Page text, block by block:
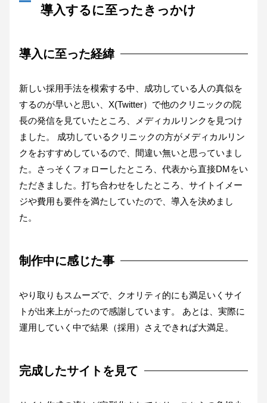
導入するに至ったきっかけ
導入に至った経緯
新しい採用手法を模索する中、成功している人の真似を
するのが早いと思い、X(Twitter）で他のクリニックの院
長の発信を見ていたところ、メディカルリンクを見つけ
ました。 成功しているクリニックの方がメディカルリン
クをおすすめしているので、間違い無いと思っていまし
た。さっそくフォローしたところ、代表から直接DMをい
ただきました。打ち合わせをしたところ、サイトイメー
ジや費用も要件を満たしていたので、導入を決めまし
た。
制作中に感じた事
やり取りもスムーズで、クオリティ的にも満足いくサイ
トが出来上がったので感謝しています。 あとは、実際に
運用していく中で結果（採用）さえできれば大満足。
完成したサイトを見て